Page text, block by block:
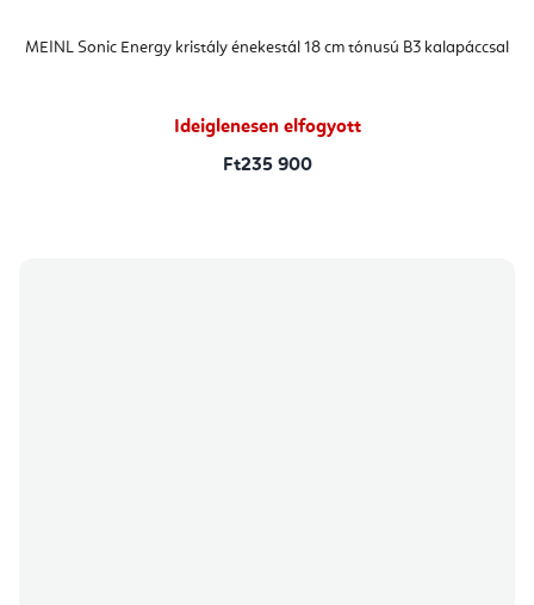
MEINL Sonic Energy kristály énekestál 18 cm tónusú B3 kalapáccsal
Ideiglenesen elfogyott
Ft235 900